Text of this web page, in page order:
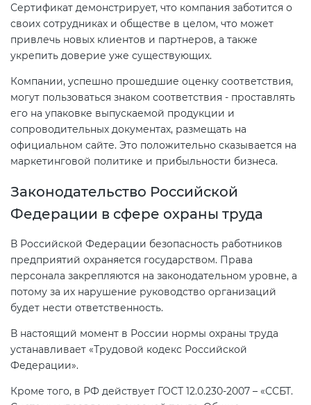
Сертификат демонстрирует, что компания заботится о
своих сотрудниках и обществе в целом, что может
привлечь новых клиентов и партнеров, а также
укрепить доверие уже существующих.
Компании, успешно прошедшие оценку соответствия,
могут пользоваться знаком соответствия - проставлять
его на упаковке выпускаемой продукции и
сопроводительных документах, размещать на
официальном сайте. Это положительно сказывается на
маркетинговой политике и прибыльности бизнеса.
Законодательство Российской
Федерации в сфере охраны труда
В Российской Федерации безопасность работников
предприятий охраняется государством. Права
персонала закрепляются на законодательном уровне, а
потому за их нарушение руководство организаций
будет нести ответственность.
В настоящий момент в России нормы охраны труда
устанавливает «Трудовой кодекс Российской
Федерации».
Кроме того, в РФ действует ГОСТ 12.0.230-2007 – «ССБТ.